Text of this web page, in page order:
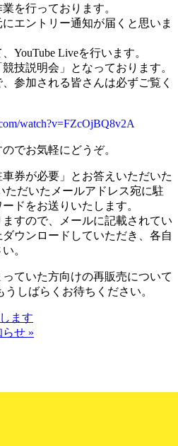
を行っております。
エントリー通知が届くと思いま
YouTube Liveを行います。
技説明会」となっております。
参加される皆さんは必ずご覧く
watch?v=FZcOjBQ8v2A
でお気軽にどうぞ。
券が必要」とお答えいただいた
ただいたメールアドレス宛に駐
ドをお送りいたします。
すので、メールに記載されてい
ウンロードしていただき、各自
。
ていた方向けの再販売について
しばらくお待ちください。
ます
せ »